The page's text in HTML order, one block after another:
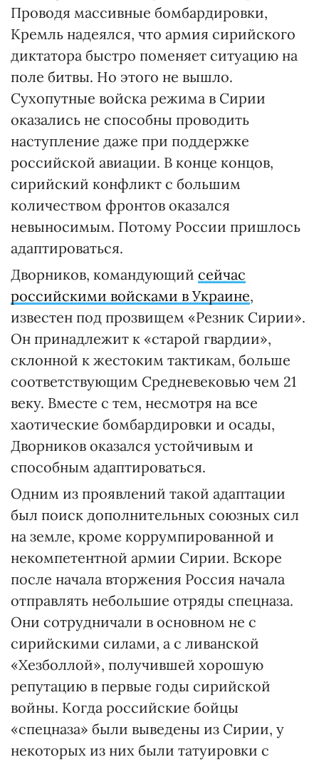
Проводя массивные бомбардировки,
Кремль надеялся, что армия сирийского
диктатора быстро поменяет ситуацию на
поле битвы. Но этого не вышло.
Сухопутные войска режима в Сирии
оказались не способны проводить
наступление даже при поддержке
российской авиации. В конце концов,
сирийский конфликт с большим
количеством фронтов оказался
невыносимым. Потому России пришлось
адаптироваться.
Дворников, командующий сейчас
российскими войсками в Украине,
известен под прозвищем «Резник Сирии».
Он принадлежит к «старой гвардии»,
склонной к жестоким тактикам, больше
соответствующим Средневековью чем 21
веку. Вместе с тем, несмотря на все
хаотические бомбардировки и осады,
Дворников оказался устойчивым и
способным адаптироваться.
Одним из проявлений такой адаптации
был поиск дополнительных союзных сил
на земле, кроме коррумпированной и
некомпетентной армии Сирии. Вскоре
после начала вторжения Россия начала
отправлять небольшие отряды спецназа.
Они сотрудничали в основном не с
сирийскими силами, а с ливанской
«Хезболлой», получившей хорошую
репутацию в первые годы сирийской
войны. Когда российские бойцы
«спецназа» были выведены из Сирии, у
некоторых из них были татуировки с